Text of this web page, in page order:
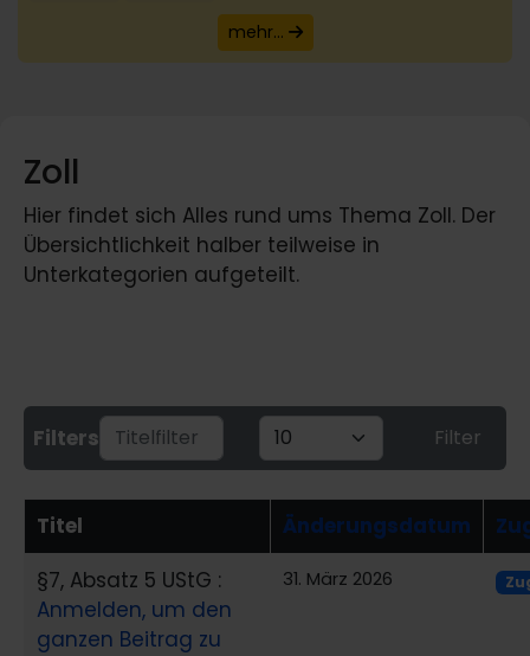
mehr...
Zoll
Hier findet sich Alles rund ums Thema Zoll. Der
Übersichtlichkeit halber teilweise in
Unterkategorien aufgeteilt.
FiltersTitelfilter Anzeige # Filter
Titel Änderungsdatum
§7, Absatz 5 UStG :
Anmelden, um den
ganzen Beitrag zu
31. März 2026